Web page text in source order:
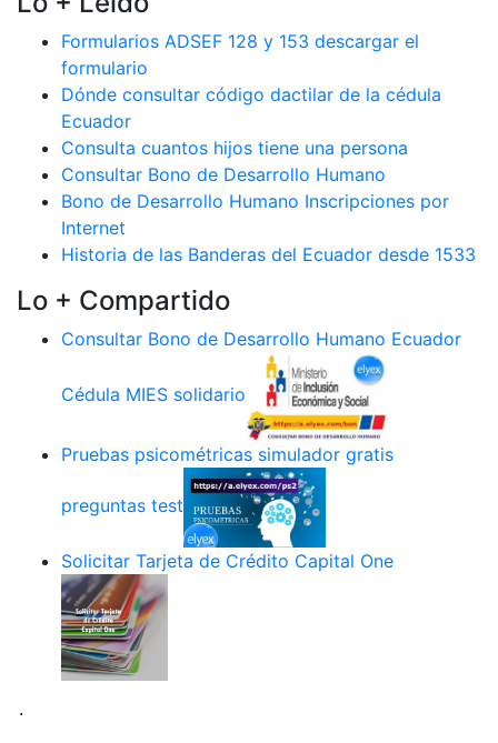
Formularios ADSEF 128 y 153 descargar el
formulario
Dónde consultar código dactilar de la cédula
Ecuador
Consulta cuantos hijos tiene una persona
Consultar Bono de Desarrollo Humano
Bono de Desarrollo Humano Inscripciones por
Internet
Historia de las Banderas del Ecuador desde 1533
Lo + Compartido
Consultar Bono de Desarrollo Humano Ecuador
Cédula MIES solidario
Pruebas psicométricas simulador gratis
preguntas test
Solicitar Tarjeta de Crédito Capital One
.